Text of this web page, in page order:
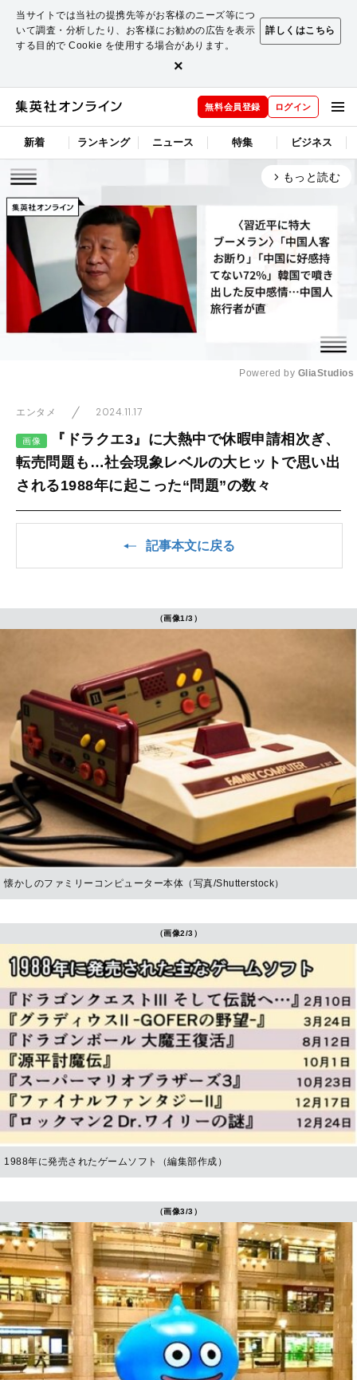
当サイトでは当社の提携先等がお客様のニーズ等につ
いて調査・分析したり、お客様にお勧めの広告を表示
する目的で Cookie を使用する場合があります。
詳しくはこちら
×
無料会員登録 ログイン
新着 ランキング ニュース 特集 ビジネス
arrow_forward_ios もっと読む
Powered by GliaStudios
エンタメ 2024.11.17
画像
『ドラクエ3』に大熱中で休暇申請相次ぎ、
転売問題も…社会現象レベルの大ヒットで思い出
される1988年に起こった“問題”の数々
記事本文に戻る
（画像1/3）
懐かしのファミリーコンピューター本体（写真/Shutterstock）
（画像2/3）
1988年に発売されたゲームソフト（編集部作成）
（画像3/3）